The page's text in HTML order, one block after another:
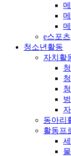
e스포츠
청소년활동
자치활
동아리
활동프